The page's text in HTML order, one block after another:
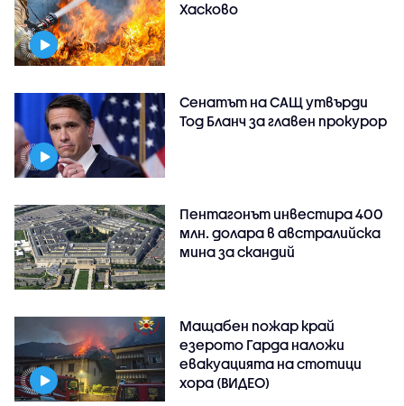
Хасково
Сенатът на САЩ утвърди
Тод Бланч за главен прокурор
Пентагонът инвестира 400
млн. долара в австралийска
мина за скандий
Мащабен пожар край
езерото Гарда наложи
евакуацията на стотици
хора (ВИДЕО)